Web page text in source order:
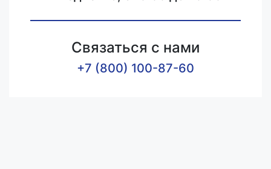
Связаться с нами
+7 (800) 100-87-60